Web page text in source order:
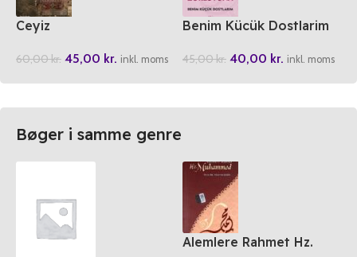
Ceyiz
60,00kr. 45,00 kr. inkl. moms
Benim Kücük Dostlarim
45,00kr. 40,00 kr. inkl. moms
Bøger i samme genre
Alemlere Rahmet Hz.